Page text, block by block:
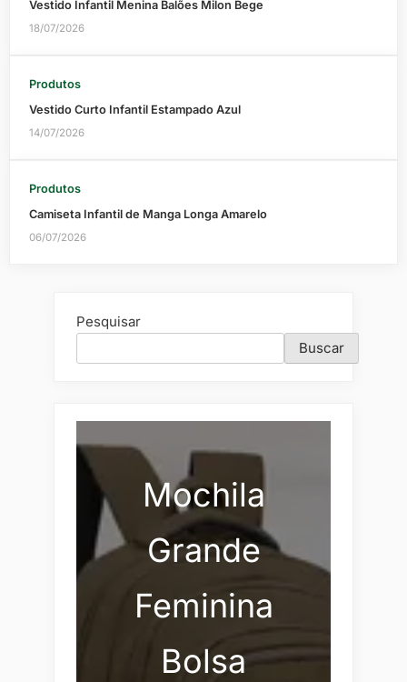
Vestido Infantil Menina Balões Milon Bege
18/07/2026
Produtos
Vestido Curto Infantil Estampado Azul
14/07/2026
Produtos
Camiseta Infantil de Manga Longa Amarelo
06/07/2026
Pesquisar
Buscar
Mochila
Grande
Feminina
Bolsa